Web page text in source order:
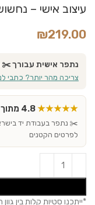
עיצוב אישי –
₪219.00
נתפר אישית עבורך ✂️ מוכן
צריכה מהר יותר? כתבי
★★★★★
✂️ נתפר בעבודת יד
לפרטים הקטנים